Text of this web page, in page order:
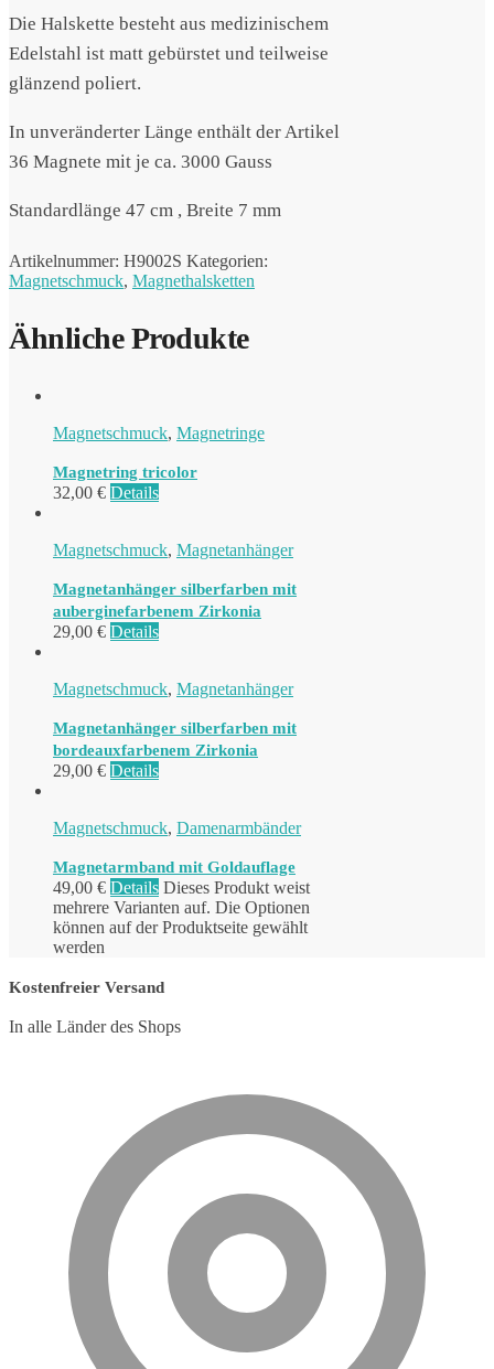
Die Halskette besteht aus medizinischem
Edelstahl ist matt gebürstet und teilweise
glänzend poliert.
In unveränderter Länge enthält der Artikel
36 Magnete mit je ca. 3000 Gauss
Standardlänge 47 cm , Breite 7 mm
Artikelnummer: H9002S Kategorien:
Magnetschmuck, Magnethalsketten
Ähnliche Produkte
Magnetschmuck, Magnetringe
Magnetring tricolor
32,00 € Details
Magnetschmuck, Magnetanhänger
Magnetanhänger silberfarben mit
auberginefarbenem Zirkonia
29,00 € Details
Magnetschmuck, Magnetanhänger
Magnetanhänger silberfarben mit
bordeauxfarbenem Zirkonia
29,00 € Details
Magnetschmuck, Damenarmbänder
Magnetarmband mit Goldauflage
49,00 € Details Dieses Produkt weist
mehrere Varianten auf. Die Optionen
können auf der Produktseite gewählt
werden
Kostenfreier Versand
In alle Länder des Shops